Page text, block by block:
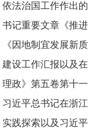
依法治国工作作出
书记重要文章《推
《因地制宜发展新
建设工作汇报以及
理政》第五卷第十
习近平总书记在浙
实践探索以及习近